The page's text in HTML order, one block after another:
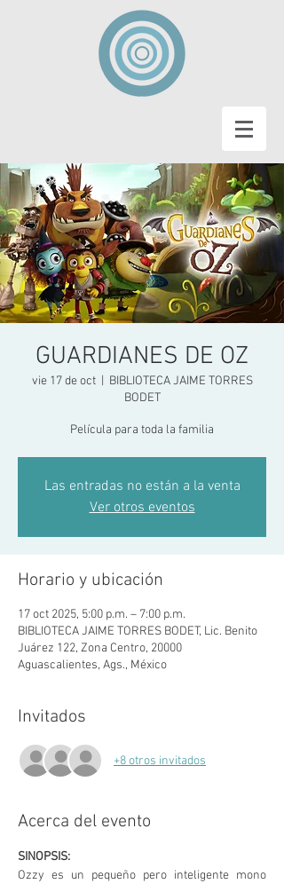
GUARDIANES DE OZ
vie 17 de oct
  |
BIBLIOTECA JAIME TORRES
BODET
Película para toda la familia
Las entradas no están a la venta
Ver otros eventos
Horario y ubicación
17 oct 2025, 5:00 p.m. – 7:00 p.m.
BIBLIOTECA JAIME TORRES BODET, Lic. Benito
Juárez 122, Zona Centro, 20000
Aguascalientes, Ags., México
Invitados
+8 otros invitados
Acerca del evento
SINOPSIS:
Ozzy es un pequeño pero inteligente mono